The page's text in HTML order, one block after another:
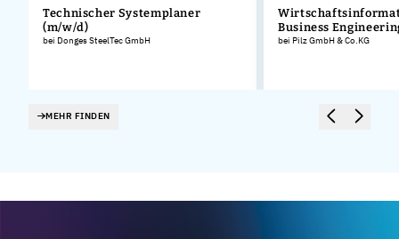
Technischer Systemplaner
(m/w/d)
bei Donges SteelTec GmbH
Business
bei Pilz GmbH & Co.KG
MEHR FINDEN